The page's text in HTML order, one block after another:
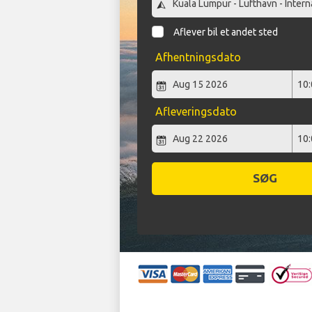
Aflever bil et andet sted
Afhentningsdato
Afleveringsdato
SØG